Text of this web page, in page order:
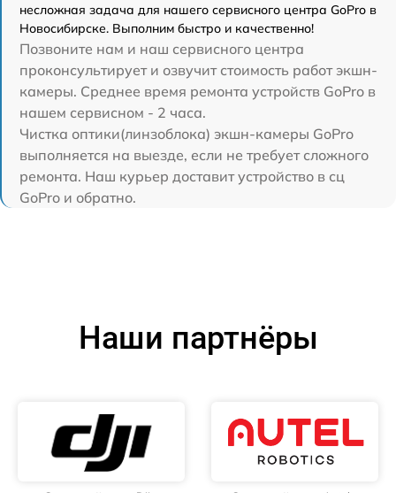
несложная задача для нашего сервисного центра GoPro в
Новосибирске. Выполним быстро и качественно!
Позвоните нам и наш сервисного центра
проконсультирует и озвучит стоимость работ экшн-
камеры. Среднее время ремонта устройств GoPro в
нашем сервисном - 2 часа.
Чистка оптики(линзоблока) экшн-камеры GoPro
выполняется на выезде, если не требует сложного
ремонта. Наш курьер доставит устройство в сц
GoPro и обратно.
Наши партнёры